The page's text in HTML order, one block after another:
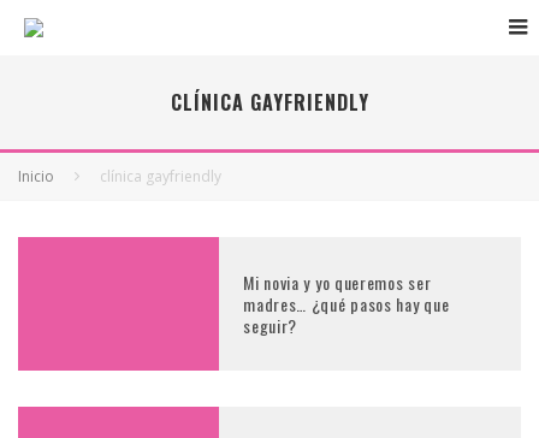
CLÍNICA GAYFRIENDLY
Inicio clínica gayfriendly
Mi novia y yo queremos ser
madres… ¿qué pasos hay que
seguir?